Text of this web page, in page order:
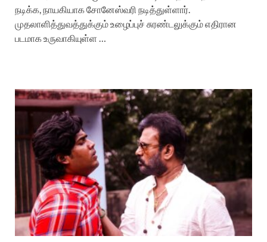
நடிக்க, நாயகியாக சோனேஸ்வரி நடித்துள்ளார்.
முதலாளித்துவத்துக்கும் உழைப்புச் சுரண்டலுக்கும் எதிரான
படமாக உருவாகியுள்ள …